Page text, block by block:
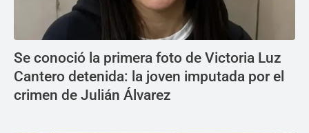
Se conoció la primera foto de Victoria Luz
Cantero detenida: la joven imputada por el
crimen de Julián Álvarez